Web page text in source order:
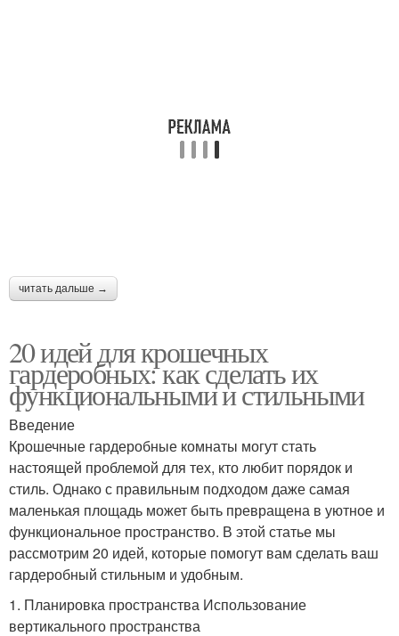
читать дальше →
20 идей для крошечных
гардеробных: как сделать их
функциональными и стильными
Введение
Крошечные гардеробные комнаты могут стать
настоящей проблемой для тех, кто любит порядок и
стиль. Однако с правильным подходом даже самая
маленькая площадь может быть превращена в уютное и
функциональное пространство. В этой статье мы
рассмотрим 20 идей, которые помогут вам сделать ваш
гардеробный стильным и удобным.
1. Планировка пространства Использование
вертикального пространства